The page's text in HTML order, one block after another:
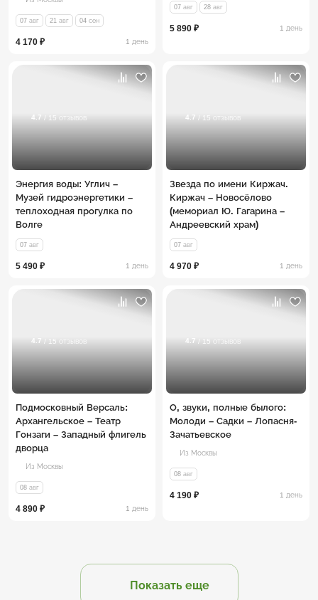
07 авг 21 авг 04 сен
4 170 ₽ 1 день
07 авг 28 авг
5 890 ₽ 1 день
4.7 / 15 отзывов
Энергия воды: Углич –
Музей гидроэнергетики –
теплоходная прогулка по
Волге
07 авг
5 490 ₽ 1 день
4.7 / 15 отзывов
Звезда по имени Киржач.
Киржач – Новосёлово
(мемориал Ю. Гагарина –
Андреевский храм)
07 авг
4 970 ₽ 1 день
4.7 / 15 отзывов
Подмосковный Версаль:
Архангельское – Театр
Гонзаги – Западный флигель
дворца
Из Москвы
08 авг
4 890 ₽ 1 день
4.7 / 15 отзывов
О, звуки, полные былого:
Молоди – Садки – Лопасня-
Зачатьевское
Из Москвы
08 авг
4 190 ₽ 1 день
Показать еще